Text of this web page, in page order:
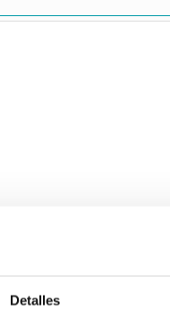
Detalles